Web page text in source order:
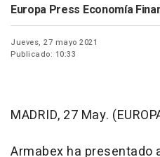
Europa Press Economía
Jueves, 27 mayo 2021
Publicado: 10:33
MADRID, 27 May.
Armabex ha presentado